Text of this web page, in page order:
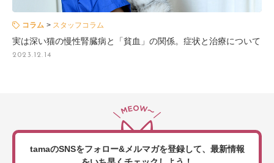
コラム スタッフコラム
実は深い猫の慢性腎臓病と「貧血」の関係。症状と治療について
2023.12.14
tamaのSNSをフォロー&メルマガを登録して、 最新情報